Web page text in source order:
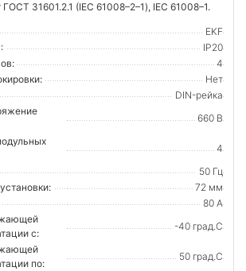
ГОСТ 31601.2.1 (IEC 61008–2–1), IEC 61008–1.
EKF
IP20
4
Нет
DIN-рейка
660 В
4
50 Гц
72 мм
80 А
с:
-40 град.C
по:
50 град.C